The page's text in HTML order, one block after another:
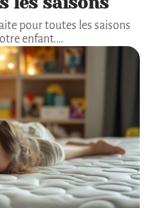
pour toutes les saisons
enfant.…